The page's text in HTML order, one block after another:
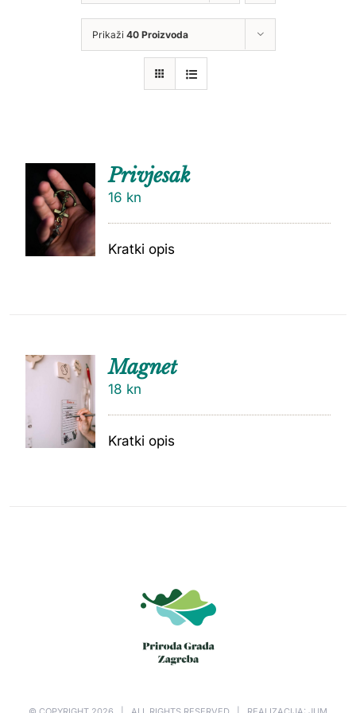
Prikaži 40 Proizvoda
DODAJ
U
KOŠARI
CU
Privjesak
16 kn
Kratki opis
DODAJ
Magnet
18 kn
Kratki opis